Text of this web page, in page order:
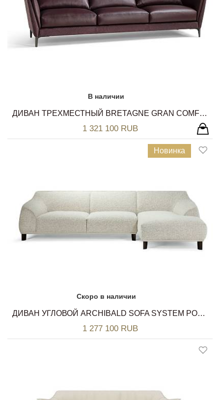
В наличии
ДИВАН ТРЕХМЕСТНЫЙ BRETAGNE GRAN COMFORT POLTRONA FRAU
1 321 100 RUB
Новинка
Скоро в наличии
ДИВАН УГЛОВОЙ ARCHIBALD SOFA SYSTEM POLTRONA FRAU
1 277 100 RUB